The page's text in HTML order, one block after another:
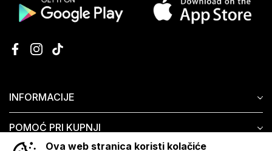
INFORMACIJE
POMOĆ PRI KUPNJI
Ova web stranica koristi kolačiće